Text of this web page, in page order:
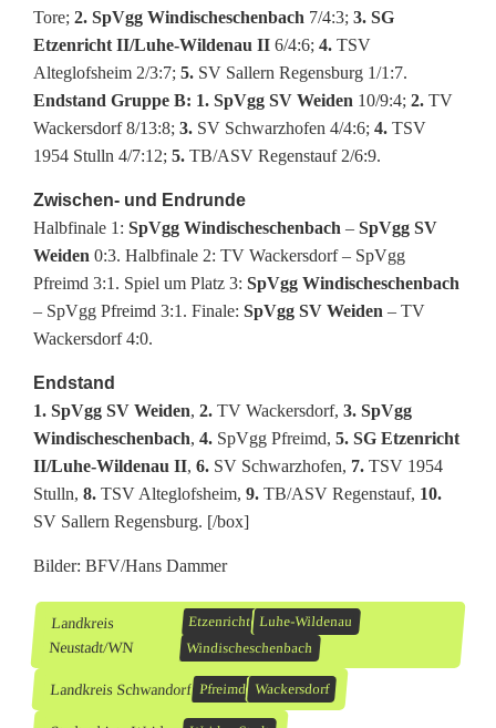
Tore; 2. SpVgg Windischeschenbach 7/4:3; 3. SG
Etzenricht II/Luhe-Wildenau II 6/4:6; 4. TSV
Alteglofsheim 2/3:7; 5. SV Sallern Regensburg 1/1:7.
Endstand Gruppe B: 1. SpVgg SV Weiden 10/9:4; 2. TV
Wackersdorf 8/13:8; 3. SV Schwarzhofen 4/4:6; 4. TSV
1954 Stulln 4/7:12; 5. TB/ASV Regenstauf 2/6:9.
Zwischen- und Endrunde
Halbfinale 1: SpVgg Windischeschenbach – SpVgg SV
Weiden 0:3. Halbfinale 2: TV Wackersdorf – SpVgg
Pfreimd 3:1. Spiel um Platz 3: SpVgg Windischeschenbach
– SpVgg Pfreimd 3:1. Finale: SpVgg SV Weiden – TV
Wackersdorf 4:0.
Endstand
1. SpVgg SV Weiden, 2. TV Wackersdorf, 3. SpVgg
Windischeschenbach, 4. SpVgg Pfreimd, 5. SG Etzenricht
II/Luhe-Wildenau II, 6. SV Schwarzhofen, 7. TSV 1954
Stulln, 8. TSV Alteglofsheim, 9. TB/ASV Regenstauf, 10.
SV Sallern Regensburg. [/box]
Bilder: BFV/Hans Dammer
Landkreis
Neustadt/WN
Etzenricht Luhe-Wildenau
Windischeschenbach
Landkreis Schwandorf Pfreimd Wackersdorf